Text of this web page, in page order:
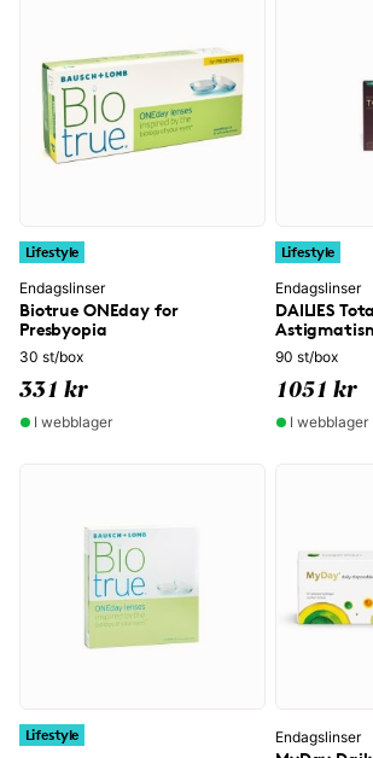
Lifestyle
Endagslinser
Biotrue ONEday for
Presbyopia
30 st/box
331 kr
I webblager
Lifestyle
Endagslinser
DAILIES
90 st/box
1051 kr
I webblager
Lifestyle
Endagslinser